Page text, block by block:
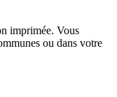
imprimée. Vous
ou dans votre